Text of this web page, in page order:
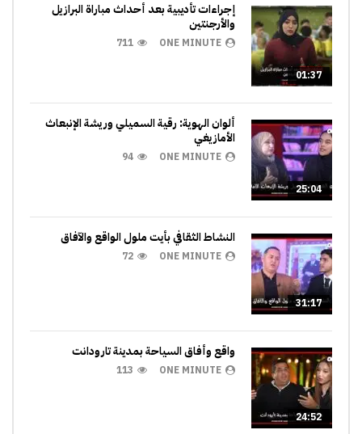
01:37
إجراءات تأديبية بعد أحداث مباراة البرازيل
والأرجنتين
ONE MINUTE
711
25:04
ألوان الهوية: رقية السميلي وريشة الإنبعاث
الأمازيغي
ONE MINUTE
94
31:17
النشاط الثقافي بأيت ملول الواقع والآفاق
ONE MINUTE
72
24:52
واقع وأفاق السياحة بمدينة تارودانت
ONE MINUTE
113